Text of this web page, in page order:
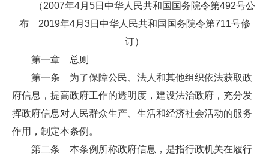
（2007年4月5日中华人民共和国国务院令第492号公
布 2019年4月3日中华人民共和国国务院令第711号修
订）
第一章 总则
第一条 为了保障公民、法人和其他组织依法获取政
府信息，提高政府工作的透明度，建设法治政府，充分发
挥政府信息对人民群众生产、生活和经济社会活动的服务
作用，制定本条例。
第二条 本条例所称政府信息，是指行政机关在履行